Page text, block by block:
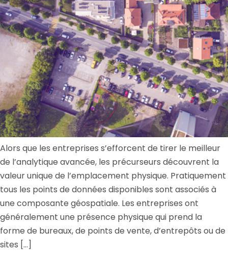
Alors que les entreprises s’efforcent de tirer le meilleur
de l’analytique avancée, les précurseurs découvrent la
valeur unique de l’emplacement physique. Pratiquement
tous les points de données disponibles sont associés à
une composante géospatiale. Les entreprises ont
généralement une présence physique qui prend la
forme de bureaux, de points de vente, d’entrepôts ou de
sites […]